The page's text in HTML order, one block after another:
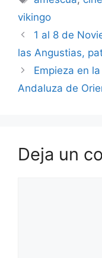
vikingo
1 al 8 de
las Angustias,
Empieza en
Andaluza de
Deja un